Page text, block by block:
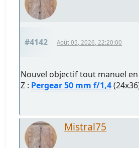
#4142 Août 05, 2026, 22:20:00
Nouvel objectif tout manuel
Z : Pergear 50 mm f/1,4
Mistral75